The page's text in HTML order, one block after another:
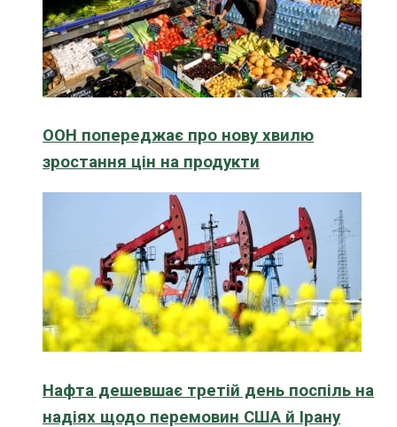
ООН попереджає про нову хвилю
зростання цін на продукти
Нафта дешевшає третій день поспіль на
надіях щодо перемовин США й Ірану